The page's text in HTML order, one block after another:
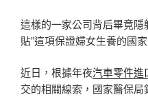
這樣的一家公司背后畢竟
貼”這項保證婦女生養的國
近日，根據年夜汽車零件進
交的相關線索，國家醫保